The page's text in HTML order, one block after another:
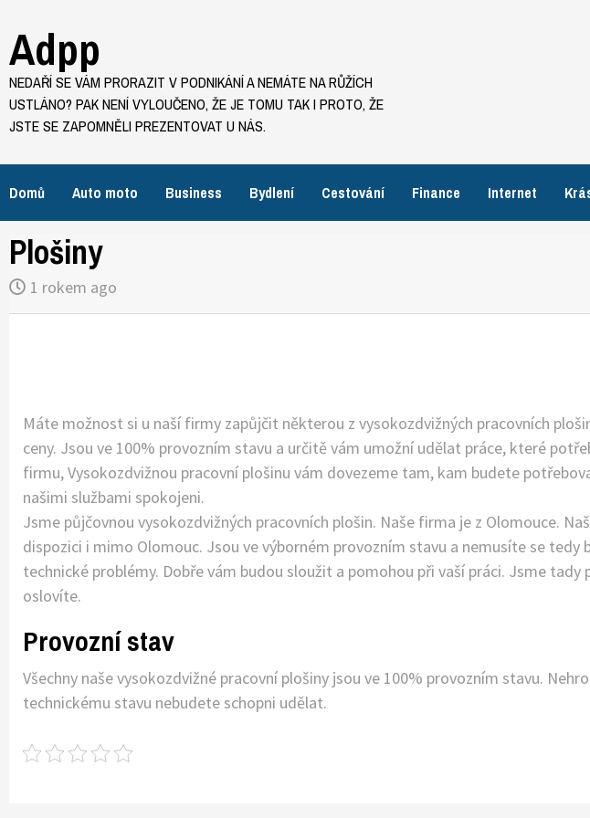
content
Adpp
NEDAŘÍ SE VÁM PRORAZIT V PODNIKÁNÍ A NEMÁTE NA RŮŽÍCH
USTLÁNO? PAK NENÍ VYLOUČENO, ŽE JE TOMU TAK I PROTO, ŽE
JSTE SE ZAPOMNĚLI PREZENTOVAT U NÁS.
Domů Auto moto Business Bydlení Cestování Finance Internet
Plošiny
1 rokem ago
Máte možnost si u naší firmy zapůjčit některou z vysokozdvižných pracovních
ceny. Jsou ve 100% provozním stavu a určitě vám umožní udělat práce, které
firmu, Vysokozdvižnou pracovní plošinu vám dovezeme tam, kam budete
našimi službami spokojeni.
Jsme půjčovnou vysokozdvižných pracovních plošin. Naše firma je z Olomouce.
dispozici i mimo Olomouc. Jsou ve výborném provozním stavu a nemusíte se tedy
technické problémy. Dobře vám budou sloužit a pomohou při vaší práci. Jsme tady
oslovíte.
Provozní stav
Všechny naše vysokozdvižné pracovní plošiny jsou ve 100% provozním stavu.
technickému stavu nebudete schopni udělat.